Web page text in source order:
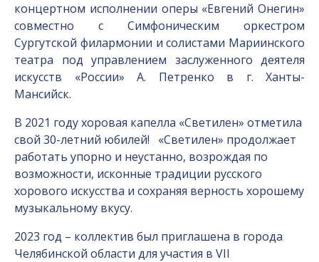
концертном исполнении оперы «Евгений Онегин»
совместно с Симфоническим оркестром
Сургутской филармонии и солистами Мариинского
театра под управлением заслуженного деятеля
искусств «России» А. Петренко в г. Ханты-
Мансийск.
В 2021 году хоровая капелла «Светилен» отметила
свой 30-летний юбилей! «Светилен» продолжает
работать упорно и неустанно, возрождая по
возможности, исконные традиции русского
хорового искусства и сохраняя верность хорошему
музыкальному вкусу.
2023 год – коллектив был приглашена в города
Челябинской области для участия в VII